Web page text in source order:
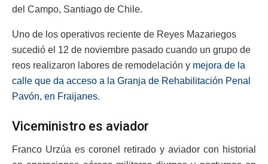
del Campo, Santiago de Chile.
Uno de los operativos reciente de Reyes Mazariegos
sucedió el 12 de noviembre pasado cuando un grupo de
reos realizaron labores de remodelación y mejora de la
calle que da acceso a la Granja de Rehabilitación Penal
Pavón, en Fraijanes.
Viceministro es aviador
Franco Urzúa es coronel retirado y aviador con historial